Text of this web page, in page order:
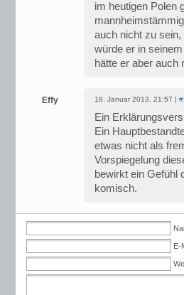
im heutigen Polen
auch nicht zu
würde er in
hätte er aber auch
Effy 18. Januar 2013, 21:57 |
Ein
Ein
etwas nicht als
Vorspiegelung
bewirkt ein Gefühl
komisch.
E-